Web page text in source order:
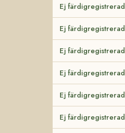
Ej färdigregistrerad
Ej färdigregistrerad
Ej färdigregistrerad
Ej färdigregistrerad
Ej färdigregistrerad
Ej färdigregistrerad